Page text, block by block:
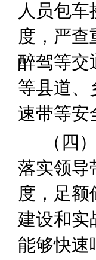
人员包
度， 严查
醉驾等交
等县道、
速带等安
（ 四 ）
落实领导
度，足
建设和实
能够快速